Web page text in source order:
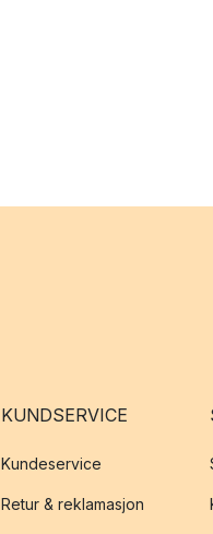
KUNDSERVICE
Kundeservice
Retur & reklamasjon